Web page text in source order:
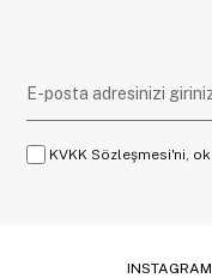
KVKK Sözleşmesi'ni,
INSTAGRAM